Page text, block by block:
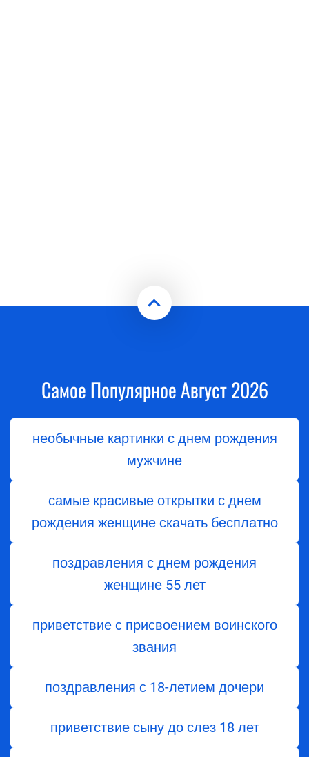
Самое Популярное Август 2026
необычные картинки с днем рождения
мужчине
самые красивые открытки с днем
рождения женщине скачать бесплатно
поздравления с днем ​​рождения
женщине 55 лет
приветствие с присвоением воинского
звания
поздравления с 18-летием дочери
приветствие сыну до слез 18 лет